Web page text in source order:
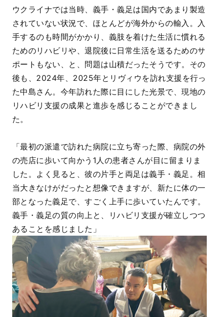
ウクライナでは当時、義手・義足は国内であまり製造
されていない状況で、ほとんどが海外からの輸入。入
手するのも時間がかかり、義肢を着けた生活に慣れる
ためのリハビリや、退院後に日常生活を送るためのサ
ポートもない、と、問題は山積だったそうです。その
後も、2024年、2025年とリヴィウを訪れ支援を行っ
た中島さん。 今年訪れた際に目にした光景で、現地の
リハビリ支援の成果と進歩を感じることができまし
た。
「最初の派遣で訪れた病院に立ち寄った際、病院の外
の売店に歩いて向かう1人の患者さんが目に留まりま
した。よく見ると、彼の片手と両足は義手・義足。相
当大きなけがだったと想像できますが、新たに体の一
部となった義足で、すごく上手に歩いていたんです。
義手・義足の質の向上と、リハビリ支援が確立しつつ
あることを感じました」